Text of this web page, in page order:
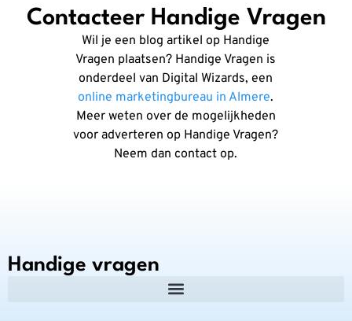
Contacteer Handige Vragen
Wil je een blog artikel op Handige
Vragen plaatsen? Handige Vragen is
onderdeel van Digital Wizards, een
online marketingbureau in Almere.
Meer weten over de mogelijkheden
voor adverteren op Handige Vragen?
Neem dan contact op.
Handige vragen